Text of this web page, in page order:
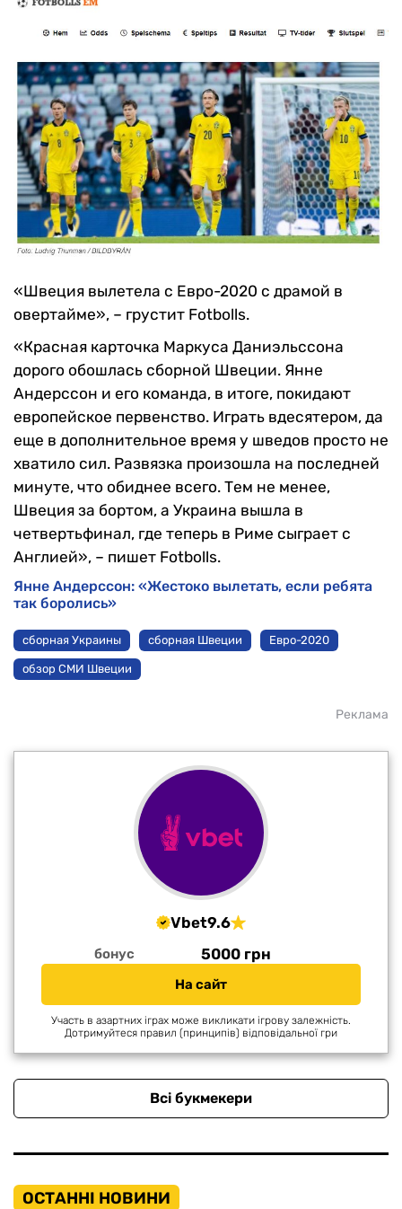
«Швеция вылетела с Евро-2020 с драмой в
овертайме», – грустит Fotbolls.
«Красная карточка Маркуса Даниэльссона
дорого обошлась сборной Швеции. Янне
Андерссон и его команда, в итоге, покидают
европейское первенство. Играть вдесятером, да
еще в дополнительное время у шведов просто не
хватило сил. Развязка произошла на последней
минуте, что обиднее всего. Тем не менее,
Швеция за бортом, а Украина вышла в
четвертьфинал, где теперь в Риме сыграет с
Англией», – пишет Fotbolls.
Янне Андерссон: «Жестоко вылетать, если ребята
так боролись»
сборная Украины сборная Швеции Евро-2020
обзор СМИ Швеции
Реклама
Vbet9.6
бонус 5000 грн
На сайт
Участь в азартних іграх може викликати ігрову залежність.
Дотримуйтеся правил (принципів) відповідальної гри
Всі букмекери
ОСТАННІ НОВИНИ